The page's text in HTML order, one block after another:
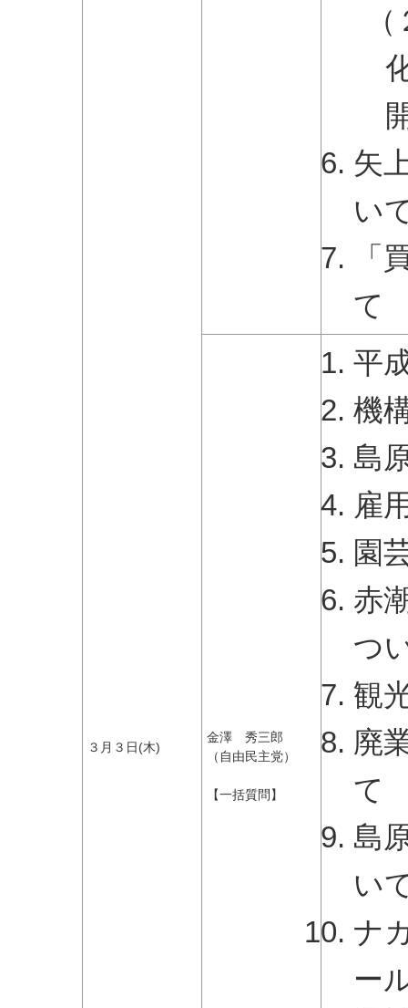
３月３日(木)
矢
い
「
て
金澤 秀三郎
（自由民主党）
【一括質問】
平
機
島
雇
園
赤
つ
観
廃
て
島
い
ナ
ー